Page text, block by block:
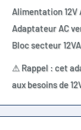
Alimentation 12V
Adaptateur AC
Bloc secteur
⚠ Rappel : cet
aux besoins de